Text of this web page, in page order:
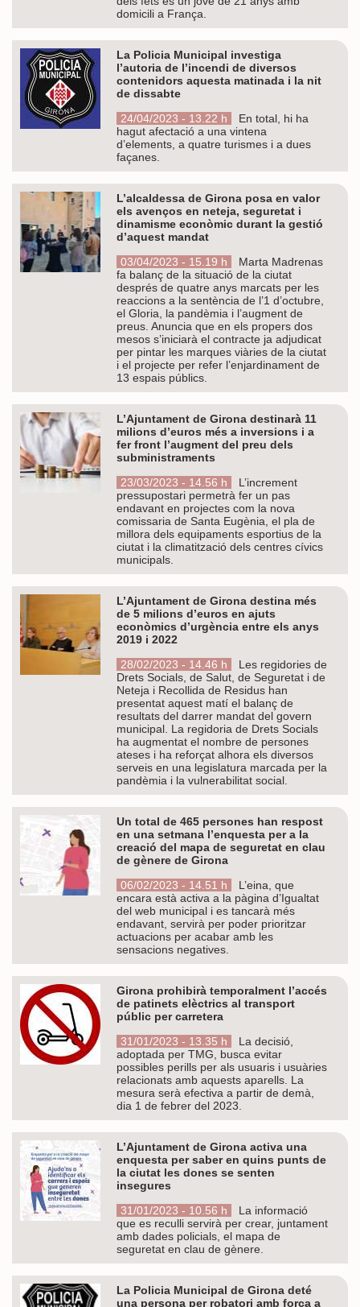
domicili a França.
La Policia Municipal investiga
l’autoria de l’incendi de diversos
contenidors aquesta matinada i la nit
de dissabte
24/04/2023 - 13.22 h
En total, hi ha
hagut afectació a una vintena
d’elements, a quatre turismes i a dues
façanes.
L’alcaldessa de Girona posa en valor
els avenços en neteja, seguretat i
dinamisme econòmic durant la gestió
d’aquest mandat
03/04/2023 - 15.19 h
Marta Madrenas
fa balanç de la situació de la ciutat
després de quatre anys marcats per les
reaccions a la sentència de l’1 d’octubre,
el Gloria, la pandèmia i l’augment de
preus. Anuncia que en els propers dos
mesos s’iniciarà el contracte ja adjudicat
per pintar les marques viàries de la ciutat
i el projecte per refer l’enjardinament de
13 espais públics.
L’Ajuntament de Girona destinarà 11
milions d’euros més a inversions i a
fer front l’augment del preu dels
subministraments
23/03/2023 - 14.56 h
L’increment
pressupostari permetrà fer un pas
endavant en projectes com la nova
comissaria de Santa Eugènia, el pla de
millora dels equipaments esportius de la
ciutat i la climatització dels centres cívics
municipals.
L’Ajuntament de Girona destina més
de 5 milions d’euros en ajuts
econòmics d’urgència entre els anys
2019 i 2022
28/02/2023 - 14.46 h
Les regidories de
Drets Socials, de Salut, de Seguretat i de
Neteja i Recollida de Residus han
presentat aquest matí el balanç de
resultats del darrer mandat del govern
municipal. La regidoria de Drets Socials
ha augmentat el nombre de persones
ateses i ha reforçat alhora els diversos
serveis en una legislatura marcada per la
pandèmia i la vulnerabilitat social.
Un total de 465 persones han respost
en una setmana l’enquesta per a la
creació del mapa de seguretat en clau
de gènere de Girona
06/02/2023 - 14.51 h
L’eina, que
encara està activa a la pàgina d’Igualtat
del web municipal i es tancarà més
endavant, servirà per poder prioritzar
actuacions per acabar amb les
sensacions negatives.
Girona prohibirà temporalment l’accés
de patinets elèctrics al transport
públic per carretera
31/01/2023 - 13.35 h
La decisió,
adoptada per TMG, busca evitar
possibles perills per als usuaris i usuàries
relacionats amb aquests aparells. La
mesura serà efectiva a partir de demà,
dia 1 de febrer del 2023.
L’Ajuntament de Girona activa una
enquesta per saber en quins punts de
la ciutat les dones se senten
insegures
31/01/2023 - 10.56 h
La informació
que es reculli servirà per crear, juntament
amb dades policials, el mapa de
seguretat en clau de gènere.
La Policia Municipal de Girona deté
una persona per robatori amb força a